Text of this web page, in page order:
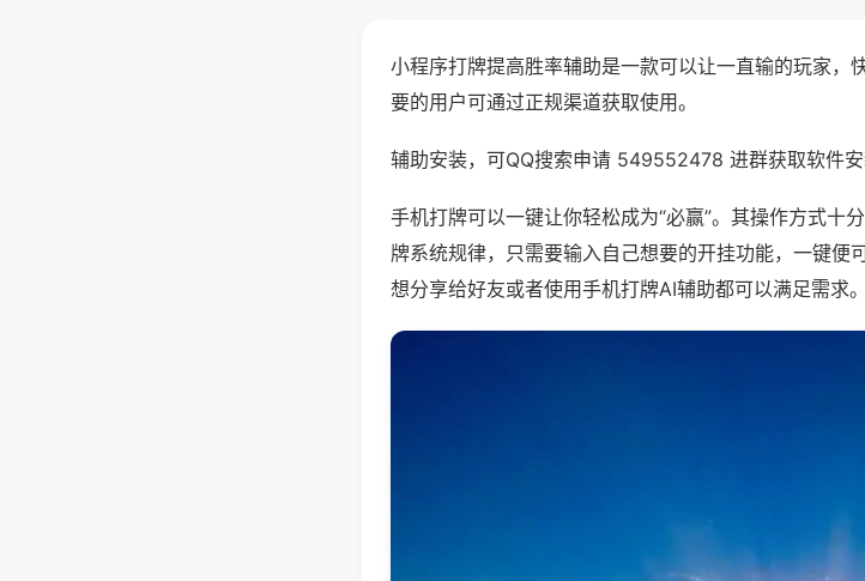
小程序打牌提高胜率辅助是一款可以让一直输的玩家，
要的用户可通过正规渠道获取使用。
辅助安装，可QQ搜索申请 549552478 进群获取软件
手机打牌可以一键让你轻松成为“必赢”。其操作方式十
牌系统规律，只需要输入自己想要的开挂功能，一键便
想分享给好友或者使用手机打牌AI辅助都可以满足需求。